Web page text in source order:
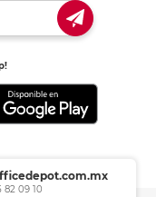
82 09 10